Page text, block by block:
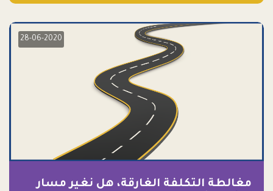
28-06-2020
مغالطة التكلفة الغارقة، هل نغير مسار